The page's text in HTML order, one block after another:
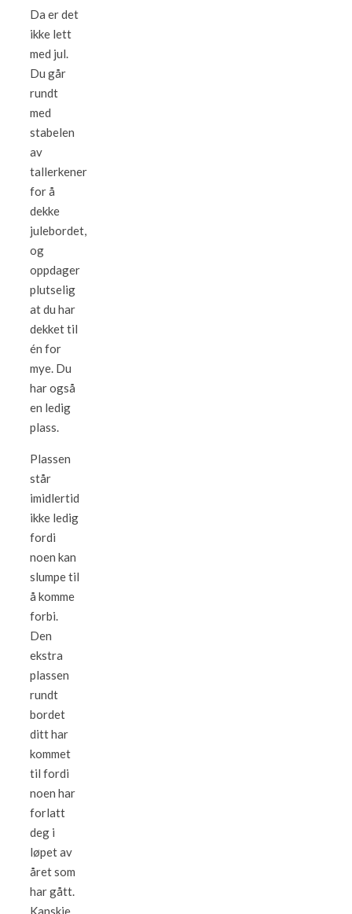
Da er det
ikke lett
med jul.
Du går
rundt
med
stabelen
av
tallerkener
for å
dekke
julebordet,
og
oppdager
plutselig
at du har
dekket til
én for
mye. Du
har også
en ledig
plass.
Plassen
står
imidlertid
ikke ledig
fordi
noen kan
slumpe til
å komme
forbi.
Den
ekstra
plassen
rundt
bordet
ditt har
kommet
til fordi
noen har
forlatt
deg i
løpet av
året som
har gått.
Kanskje